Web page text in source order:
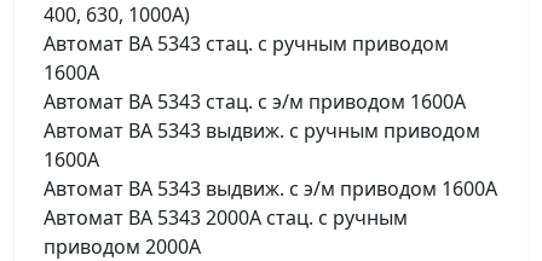
400, 630, 1000А)
Автомат ВА 5343 стац. с ручным приводом
1600А
Автомат ВА 5343 стац. с э/м приводом 1600А
Автомат ВА 5343 выдвиж. с ручным приводом
1600А
Автомат ВА 5343 выдвиж. с э/м приводом 1600А
Автомат ВА 5343 2000А стац. с ручным
приводом 2000А